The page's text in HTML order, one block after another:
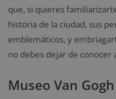
que, si quieres
historia de la ciudad, sus
emblemáticos, y
no debes dejar de conocer
Museo Van Gogh